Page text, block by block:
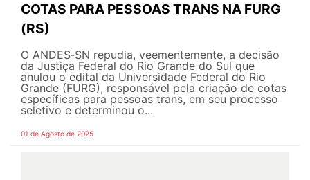
COTAS PARA PESSOAS TRANS NA FURG
(RS)
O ANDES‑SN repudia, veementemente, a decisão
da Justiça Federal do Rio Grande do Sul que
anulou o edital da Universidade Federal do Rio
Grande (FURG), responsável pela criação de cotas
específicas para pessoas trans, em seu processo
seletivo e determinou o...
01 de Agosto de 2025